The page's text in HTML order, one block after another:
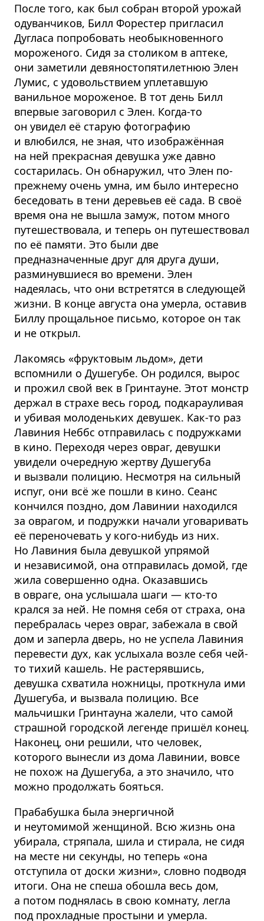
После того, как был собран второй урожай
одуванчиков, Билл Форестер пригласил
Дугласа попробовать необыкновенного
мороженого. Сидя за столиком в аптеке,
они заметили девяностопятилетнюю Элен
Лумис, с удовольствием уплетавшую
ванильное мороженое. В тот день Билл
впервые заговорил с Элен. Когда-то
он увидел её старую фотографию
и влюбился, не зная, что изображённая
на ней прекрасная девушка уже давно
состарилась. Он обнаружил, что Элен по-
прежнему очень умна, им было интересно
беседовать в тени деревьев её сада. В своё
время она не вышла замуж, потом много
путешествовала, и теперь он путешествовал
по её памяти. Это были две
предназначенные друг для друга души,
разминувшиеся во времени. Элен
надеялась, что они встретятся в следующей
жизни. В конце августа она умерла, оставив
Биллу прощальное письмо, которое он так
и не открыл.
Лакомясь «фруктовым льдом», дети
вспомнили о Душегубе. Он родился, вырос
и прожил свой век в Гринтауне. Этот монстр
держал в страхе весь город, подкарауливая
и убивая молоденьких девушек. Как-то раз
Лавиния Неббс отправилась с подружками
в кино. Переходя через овраг, девушки
увидели очередную жертву Душегуба
и вызвали полицию. Несмотря на сильный
испуг, они всё же пошли в кино. Сеанс
кончился поздно, дом Лавинии находился
за оврагом, и подружки начали уговаривать
её переночевать у кого-нибудь из них.
Но Лавиния была девушкой упрямой
и независимой, она отправилась домой, где
жила совершенно одна. Оказавшись
в овраге, она услышала шаги — кто-то
крался за ней. Не помня себя от страха, она
перебралась через овраг, забежала в свой
дом и заперла дверь, но не успела Лавиния
перевести дух, как услыхала возле себя чей-
то тихий кашель. Не растерявшись,
девушка схватила ножницы, проткнула ими
Душегуба, и вызвала полицию. Все
мальчишки Гринтауна жалели, что самой
страшной городской легенде пришёл конец.
Наконец, они решили, что человек,
которого вынесли из дома Лавинии, вовсе
не похож на Душегуба, а это значило, что
можно продолжать бояться.
Прабабушка была энергичной
и неутомимой женщиной. Всю жизнь она
убирала, стряпала, шила и стирала, не сидя
на месте ни секунды, но теперь «она
отступила от доски жизни», словно подводя
итоги. Она не спеша обошла весь дом,
а потом поднялась в свою комнату, легла
под прохладные простыни и умерла.